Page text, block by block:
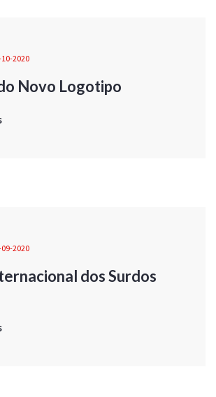
10-2020
Novo Logotipo
2020
dos Surdos